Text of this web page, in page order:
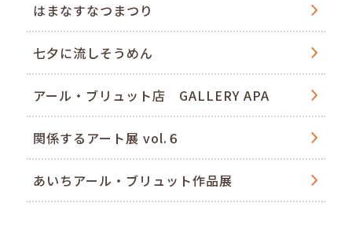
はまなすなつまつり
七夕に流しそうめん
アール・ブリュット店 GALLERY APA
関係するアート展 vol.６
あいちアール・ブリュット作品展